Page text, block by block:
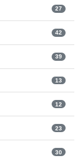
27
42
39
13
12
23
30